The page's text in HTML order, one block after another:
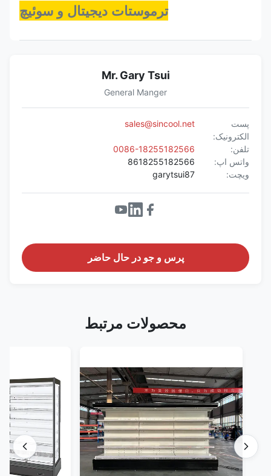
ترموستات دیجیتال و سوئیچ
Mr. Gary Tsui
General Manger
پست
الکترونیک:
sales@sincool.net
تلفن:
0086-18255182566
واتس اپ:
8618255182566
ویچت:
garytsui87
پرس و جو در حال حاضر
محصولات مرتبط